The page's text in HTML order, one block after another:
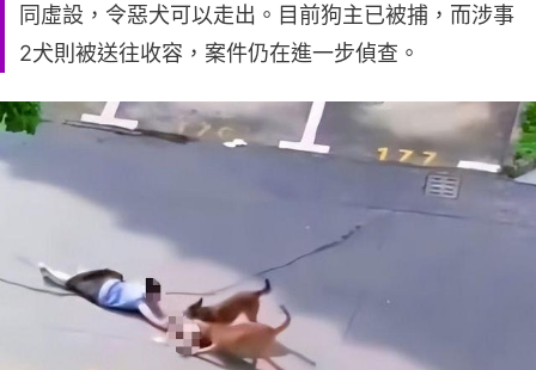
同虛設，令惡犬可以走出。目前狗主已被捕，而涉事
2犬則被送往收容，案件仍在進一步偵查。